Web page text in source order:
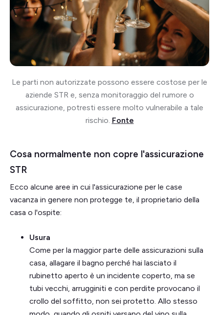
Le parti non autorizzate possono essere costose per le
aziende STR e, senza monitoraggio del rumore o
assicurazione, potresti essere molto vulnerabile a tale
rischio. Fonte
Cosa normalmente non copre l'assicurazione
STR
Ecco alcune aree in cui l'assicurazione per le case
vacanza in genere non protegge te, il proprietario della
casa o l'ospite:
Usura
Come per la maggior parte delle assicurazioni sulla
casa, allagare il bagno perché hai lasciato il
rubinetto aperto è un incidente coperto, ma se
tubi vecchi, arrugginiti e con perdite provocano il
crollo del soffitto, non sei protetto. Allo stesso